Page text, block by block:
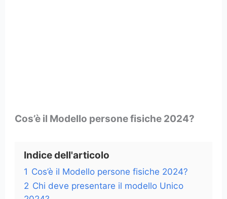
Cos’è il Modello persone fisiche 2024?
Indice dell'articolo
1 Cos’è il Modello persone fisiche 2024?
2 Chi deve presentare il modello Unico